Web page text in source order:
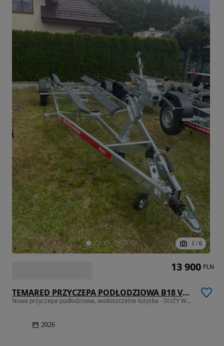
1 / 6
TEMARED PRZYCZEPA PODŁODZIOWA B18 VZ 1800 dmc światła LED odchylane
Nowa przyczepa podłodziowa, wodoszczelne łożyska - DUŻY WYBÓR PRZYCZEP
2026
13 900 PLN